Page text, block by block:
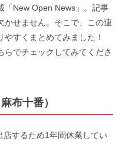
「New Open News」。記事
かせません。そこで、この連
すくまとめてみました！
らでチェックしてみてくださ
布十番）
するため1年間休業してい